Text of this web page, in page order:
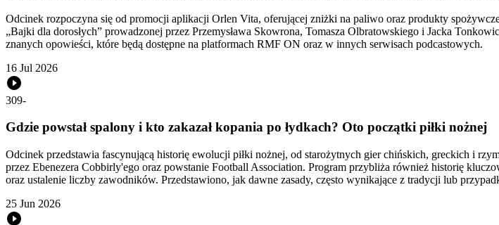
Odcinek rozpoczyna się od promocji aplikacji Orlen Vita, oferującej zniżki na paliwo oraz produkty
„Bajki dla dorosłych” prowadzonej przez Przemysława Skowrona, Tomasza Olbratowskiego i Jacka
znanych opowieści, które będą dostępne na platformach RMF ON oraz w innych serwisach podcastowych.
16 Jul 2026
309-
Gdzie powstał spalony i kto zakazał kopania po łydkach? Oto początki piłki nożnej
Odcinek przedstawia fascynującą historię ewolucji piłki nożnej, od starożytnych gier chińskich, greckich i
przez Ebenezera Cobbirly'ego oraz powstanie Football Association. Program przybliża również historię
oraz ustalenie liczby zawodników. Przedstawiono, jak dawne zasady, często wynikające z tradycji lub
25 Jun 2026